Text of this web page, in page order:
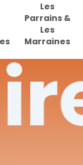
Les
Parrains &
Les
Marraines